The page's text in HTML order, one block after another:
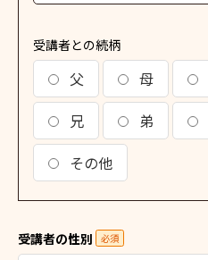
受講者との続柄
父 母
兄
弟
その他
受講者の性別 必須